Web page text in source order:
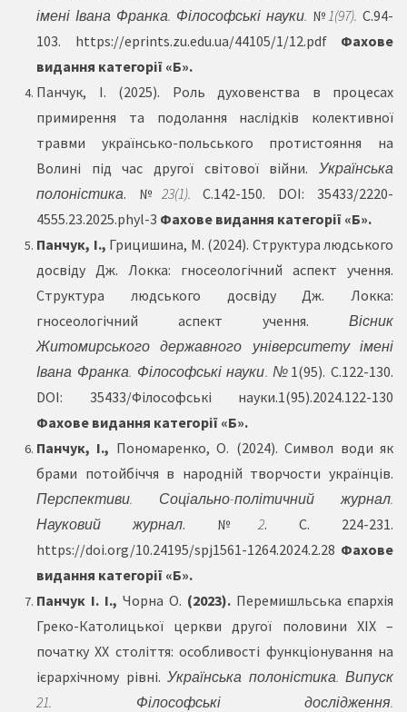
імені Івана Франка. Філософські науки. №1(97). С.94-
103. https://eprints.zu.edu.ua/44105/1/12.pdf
Фахове
видання категорії «Б».
Панчук, І. (2025). Роль духовенства в процесах
примирення та подолання наслідків колективної
травми українсько-польського протистояння на
Волині під час другої світової війни. Українська
полоністика. № 23(1). С.142-150. DOI:35433/2220-
4555.23.2025.phyl-3 Фахове видання категорії «Б».
Панчук, І., Грицишина, М. (2024). Структура людського
досвіду Дж. Локка: гносеологічний аспект учення.
Структура людського досвіду Дж. Локка:
гносеологічний аспект учення. Вісник
Житомирського державного університету імені
Івана Франка. Філософські науки. № 1(95).С.122-130.
DOI: 35433/Філософські науки.1(95).2024.122-130
Фахове видання категорії «Б».
Панчук, І., Пономаренко, О. (2024). Символ води як
брами потойбіччя в народній творчости українців.
Перспективи. Соціально-політичний журнал.
Науковий журнал. №2. С. 224-231.
https://doi.org/10.24195/spj1561-1264.2024.2.28 Фахове
видання категорії «Б».
Панчук І. І., Чорна О. (2023). Перемишльська єпархія
Греко-Католицької церкви другої половини ХІХ –
початку ХХ століття: особливості функціонування на
ієрархічному рівні. Українська полоністика. Випуск
21. Філософські дослідження.